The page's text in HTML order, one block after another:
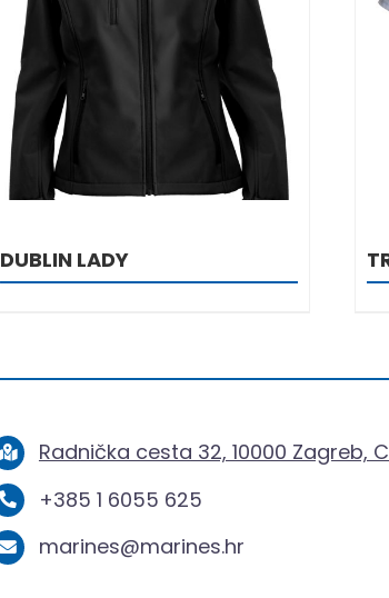
DETALJI
DUBLIN LADY
Radnička cesta 32, 10000 Zagreb,
+385 1 6055 625
marines@marines.hr